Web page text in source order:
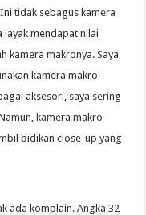
tidak sebagus kamera
layak mendapat nilai
kamera makronya. Saya
kamera makro
aksesori, saya sering
kamera makro
bidikan close-up yang
ada komplain. Angka 32